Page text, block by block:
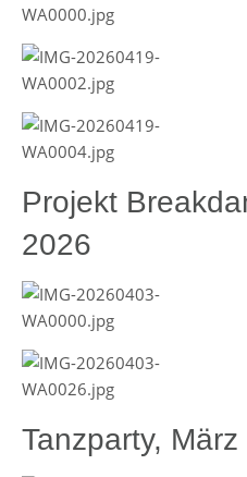
Projekt
2026
Tanzparty,